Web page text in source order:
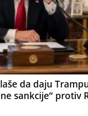
da daju
sankcije“ protiv